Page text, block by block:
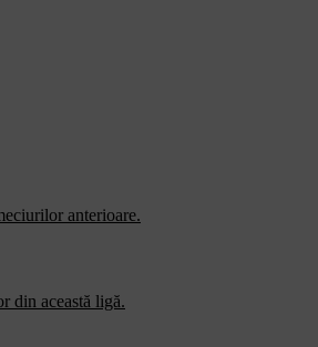
anterioare.
din această ligă.